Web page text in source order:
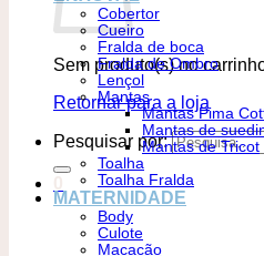
Sem produto(s) no
Retornar para a loja
Pesquisar por:
Cobertor
Cueiro
Fralda de boca
Fralda de Ombro
Lençol
Mantas
Mantas Pima
Mantas de
Mantas de Tricot
Toalha
Toalha Fralda
MATERNIDADE
Body
Culote
Macacão